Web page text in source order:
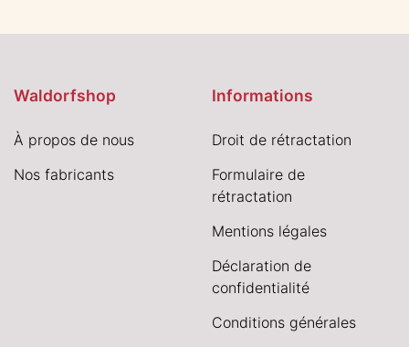
Waldorfshop
À propos de nous
Nos fabricants
Informations
Droit de rétractation
Formulaire de
rétractation
Mentions légales
Déclaration de
confidentialité
Conditions générales